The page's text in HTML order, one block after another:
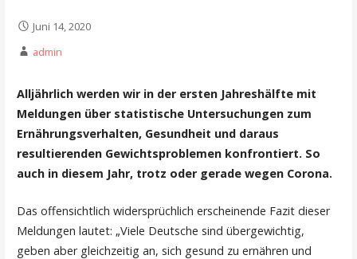
Juni 14, 2020
admin
Alljährlich werden wir in der ersten Jahreshälfte mit
Meldungen über statistische Untersuchungen zum
Ernährungsverhalten, Gesundheit und daraus
resultierenden Gewichtsproblemen konfrontiert. So
auch in diesem Jahr, trotz oder gerade wegen Corona.
Das offensichtlich widersprüchlich erscheinende Fazit dieser
Meldungen lautet: „Viele Deutsche sind übergewichtig,
geben aber gleichzeitig an, sich gesund zu ernähren und